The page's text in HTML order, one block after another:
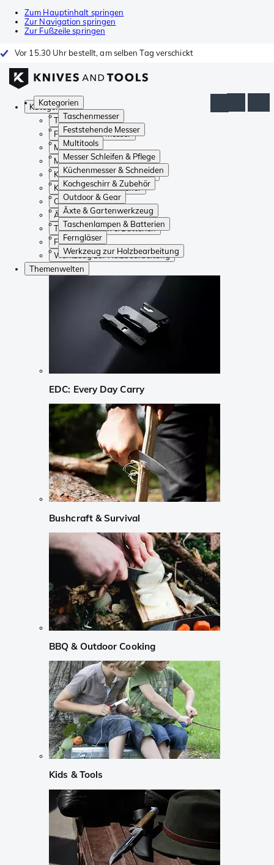
Zum Hauptinhalt springen
Zur Navigation springen
Zur Fußzeile springen
Vor 15.30 Uhr bestellt, am selben Tag verschickt
Kategorien
Taschenmesser
Feststehende Messer
Multitools
Messer Schleifen & Pflege
Küchenmesser & Schneiden
Kochgeschirr & Zubehör
Outdoor & Gear
Äxte & Gartenwerkzeug
Taschenlampen & Batterien
Ferngläser
Werkzeug zur Holzbearbeitung
Kategorien
Taschenmesser
Feststehende Messer
Multitools
Messer Schleifen & Pflege
Küchenmesser & Schneiden
Kochgeschirr & Zubehör
Outdoor & Gear
Äxte & Gartenwerkzeug
Taschenlampen & Batterien
Ferngläser
Werkzeug zur Holzbearbeitung
Themenwelten
EDC: Every Day Carry
Bushcraft & Survival
BBQ & Outdoor Cooking
Kids & Tools